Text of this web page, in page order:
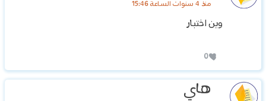
منذ 4 سنوات الساعة 15:46
وين اختبار
0
هاي